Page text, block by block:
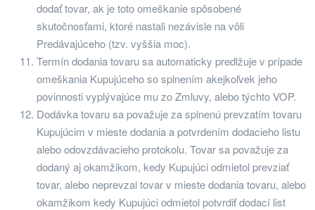
dodať tovar, ak je toto omeškanie spôsobené
skutočnosťami, ktoré nastali nezávisle na vôli
Predávajúceho (tzv. vyššia moc).
Termín dodania tovaru sa automaticky predlžuje v prípade
omeškania Kupujúceho so splnením akejkoľvek jeho
povinnosti vyplývajúce mu zo Zmluvy, alebo týchto VOP.
Dodávka tovaru sa považuje za splnenú prevzatím tovaru
Kupujúcim v mieste dodania a potvrdením dodacieho listu
alebo odovzdávacieho protokolu. Tovar sa považuje za
dodaný aj okamžikom, kedy Kupujúci odmietol prevziať
tovar, alebo neprevzal tovar v mieste dodania tovaru, alebo
okamžikom kedy Kupujúci odmietol potvrdiť dodací list